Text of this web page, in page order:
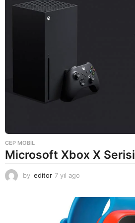
CEP MOBIL
Microsoft Xbox X Serisi
by editor 7 yıl ago